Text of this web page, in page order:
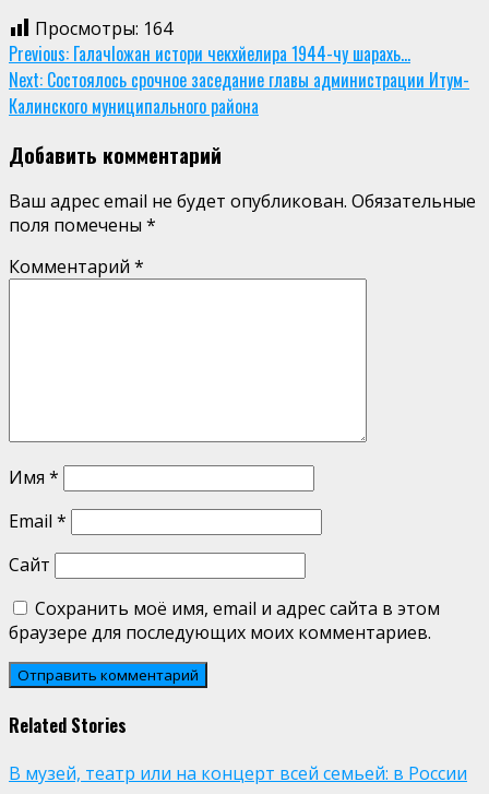
Просмотры: 164
Continue
Reading
Previous: ГалачIожан истори чекхйелира 1944-чу шарахь…
Next: Состоялось срочное заседание главы администрации Итум-
Калинского муниципального района
Добавить комментарий
Ваш адрес email не будет опубликован. Обязательные
поля помечены *
Комментарий *
Имя *
Email *
Сайт
Сохранить моё имя, email и адрес сайта в этом
браузере для последующих моих комментариев.
Related Stories
В музей, театр или на концерт всей семьей: в России